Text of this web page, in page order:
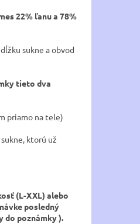
22% ľanu a 78%
sukne a obvod
tieto dva
priamo na tele)
ktorú už
(L-XXL) alebo
posledný
do poznámky ).